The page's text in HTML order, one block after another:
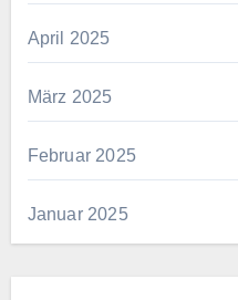
April 2025
März 2025
Februar 2025
Januar 2025